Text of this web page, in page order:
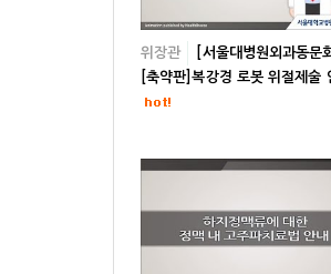
위장관
[서울대병원외과동문
[축약판]복강경 로봇 위절제술